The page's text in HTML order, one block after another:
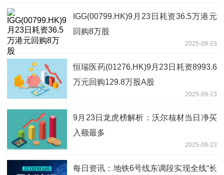
IGG(00799.HK)9月23日耗资36.5万港元
回购8万股
2025-09-23
恒瑞医药(01276.HK)9月23日耗资8993.6
万元回购129.8万股A股
2025-09-23
9月23日龙虎榜解析：沃尔核材当日净买
入额最多
2025-09-23
每日资讯：地铁6号线东调段实现全线“长